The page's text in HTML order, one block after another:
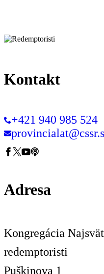
Kontakt
+421 940 985 524
Adresa
Kongregácia
redemptoristi
Puškinova 1